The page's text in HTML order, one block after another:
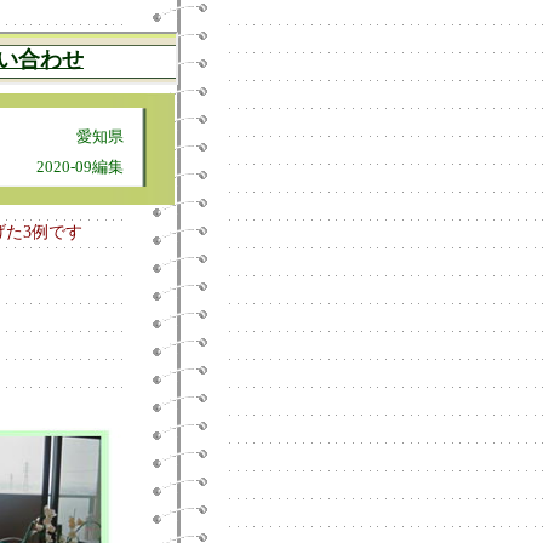
愛知県
2020-09編集
3例です